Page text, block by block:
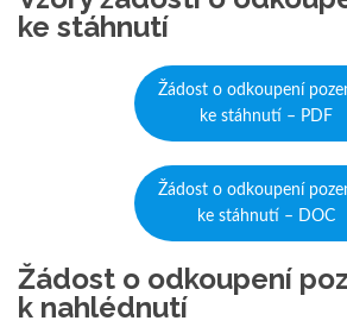
ke stáhnutí
Žádost o odkoupení
ke stáhnutí – PDF
Žádost o odkoupení
ke stáhnutí – DOC
Žádost o odkoupení
k nahlédnutí